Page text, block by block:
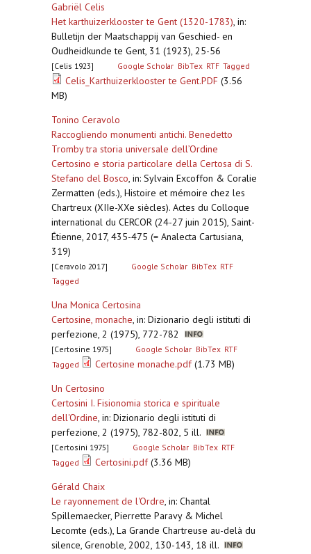
Gabriël Celis
Het karthuizerklooster te Gent (1320-1783), in:
Bulletijn der Maatschappij van Geschied- en
Oudheidkunde te Gent, 31 (1923), 25-56
[Celis 1923] Google Scholar BibTex RTF Tagged
Celis_Karthuizerklooster te Gent.PDF (3.56
MB)
Tonino Ceravolo
Raccogliendo monumenti antichi. Benedetto
Tromby tra storia universale dell’Ordine
Certosino e storia particolare della Certosa di S.
Stefano del Bosco, in: Sylvain Excoffon & Coralie
Zermatten (eds.), Histoire et mémoire chez les
Chartreux (XIIe-XXe siècles). Actes du Colloque
international du CERCOR (24-27 juin 2015), Saint-
Étienne, 2017, 435-475 (= Analecta Cartusiana,
319)
[Ceravolo 2017] Google Scholar BibTex RTF
Tagged
Una Monica Certosina
Certosine, monache, in: Dizionario degli istituti di
perfezione, 2 (1975), 772-782
[Certosine 1975] Google Scholar BibTex RTF
Tagged
Certosine monache.pdf(1.73 MB)
Un Certosino
Certosini I. Fisionomia storica e spirituale
dell'Ordine, in: Dizionario degli istituti di
perfezione, 2 (1975), 782-802, 5 ill.
[Certosini 1975] Google Scholar BibTex RTF
Tagged
Certosini.pdf(3.36 MB)
Gérald Chaix
Le rayonnement de l'Ordre, in: Chantal
Spillemaecker, Pierrette Paravy & Michel
Lecomte (eds.), La Grande Chartreuse au-delà du
silence, Grenoble, 2002, 130-143, 18 ill.